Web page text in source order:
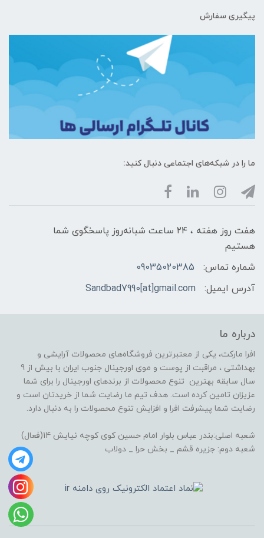
پیگیری سفارش
ما را در شبکه‌های اجتماعی دنبال کنید:
هفت روز هفته ، ۲۴ ساعت شبانه‌روز پاسخگوی شما
هستیم
شماره تماس:
09035020385
آدرس ایمیل:
Sandbad7990[at]gmail.com
درباره ما
افرا مارکت، یکی از معتبرترین فروشگاه‌های محصولات آرایشی و
بهداشتی ، مراقبت از پوست و موی اورجینال جنوب ایران با بیش از 9
سال سابقه بهترین تنوع محصولات از برندهای اورجینال را برای شما
عزیزان تامین کرده است. هدف تیم ما رضایت شما از خریدتان است و
رضایت شما پیشرفت افرا و افزایش تنوع محصولات را به دنبال دارد.
شعبه اصلی:بندر عباس بلوار امام حسین کوی کوچه نیایش 14(فعال)
شعبه دوم: جزیره قشم _ بخش حرا _ دولاب